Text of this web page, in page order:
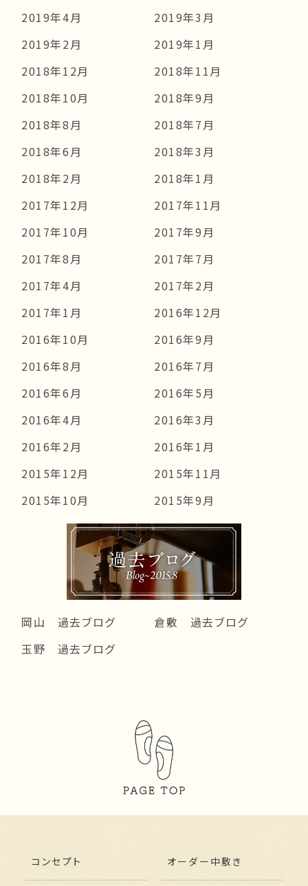
2019年4月
2019年3月
2019年2月
2019年1月
2018年12月
2018年11月
2018年10月
2018年9月
2018年8月
2018年7月
2018年6月
2018年3月
2018年2月
2018年1月
2017年12月
2017年11月
2017年10月
2017年9月
2017年8月
2017年7月
2017年4月
2017年2月
2017年1月
2016年12月
2016年10月
2016年9月
2016年8月
2016年7月
2016年6月
2016年5月
2016年4月
2016年3月
2016年2月
2016年1月
2015年12月
2015年11月
2015年10月
2015年9月
岡山 過去ブログ
倉敷 過去ブログ
玉野 過去ブログ
コンセプト オーダー中敷き